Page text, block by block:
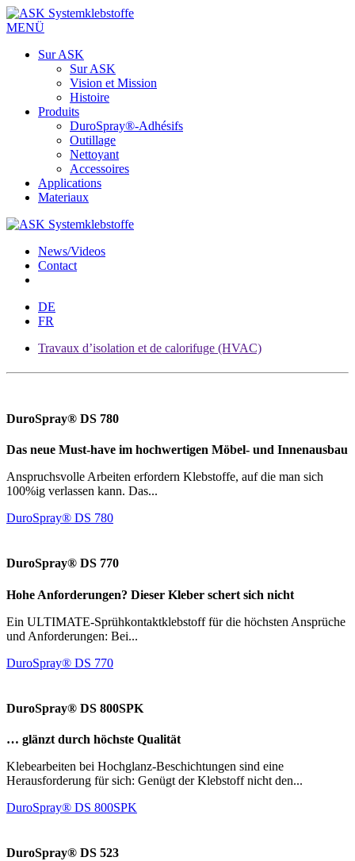
MENÜ
Sur ASK
Sur ASK
Vision et Mission
Histoire
Produits
DuroSpray®-Adhésifs
Outillage
Nettoyant
Accessoires
Applications
Materiaux
News/Videos
Contact
DE
FR
Travaux d’isolation et de calorifuge (HVAC)
DuroSpray® DS 780
Das neue Must-have im hochwertigen Möbel- und Innenausbau
Anspruchsvolle Arbeiten erfordern Klebstoffe, auf die man sich
100%ig verlassen kann. Das...
DuroSpray® DS 780
DuroSpray® DS 770
Hohe Anforderungen? Dieser Kleber schert sich nicht
Ein ULTIMATE-Sprühkontaktklebstoff für die höchsten Ansprüche
und Anforderungen: Bei...
DuroSpray® DS 770
DuroSpray® DS 800SPK
… glänzt durch höchste Qualität
Klebearbeiten bei Hochglanz-Beschichtungen sind eine
Herausforderung für sich: Genügt der Klebstoff nicht den...
DuroSpray® DS 800SPK
DuroSpray® DS 523